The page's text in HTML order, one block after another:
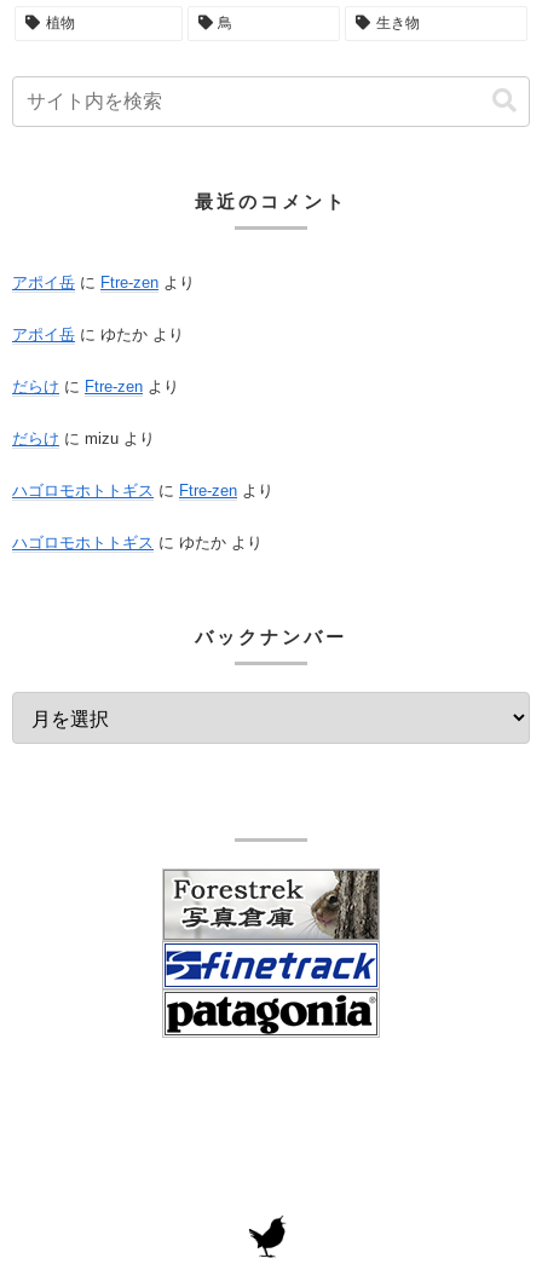
植物 鳥 生き物
最近のコメント
アポイ岳 に Ftre-zen より
アポイ岳 に ゆたか より
だらけ に Ftre-zen より
だらけ に mizu より
ハゴロモホトトギス に Ftre-zen より
ハゴロモホトトギス に ゆたか より
バックナンバー